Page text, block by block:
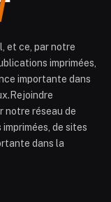
et ce, par notre
imprimées,
importante dans
notre réseau de
de sites
dans la